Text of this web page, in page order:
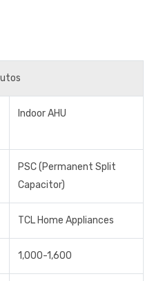
Indoor AHU
PSC (Permanent Split
Capacitor)
TCL Home Appliances
1,000-1,600